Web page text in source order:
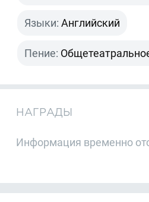
Языки: Английский
Пение:
НАГРАДЫ
Информация временно